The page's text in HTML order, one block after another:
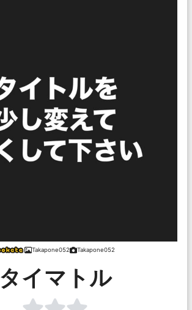
Takapone052 Takapone052
タイマトル